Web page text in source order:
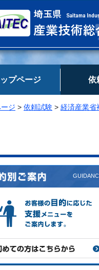
ップページ 依
ージ > 依頼試験 > 経済産業省
様の目的に応じた支援メニュー
案内します。
ての方はこちらから